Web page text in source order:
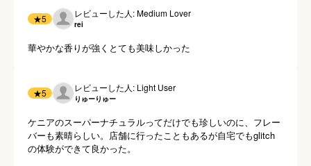
★5 レビューした人: Medium Lover
rei
華やかな香りが強くとても美味しかった
★5 レビューした人: Light User
りゅーりゅー
ケニアのスーパーナチュラルってだけでも珍しいのに、フレー
バーも素晴らしい。店舗に行ったこともあるが自宅でもglitch
の体験ができて良かった。